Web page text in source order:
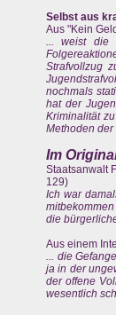
Selbst aus
Aus "Kein
... weist die
Strafvollzug
nochmals
hat der
Kriminalität
Methoden
Im
Staatsanwalt
129)
Ich war
die
Aus einem
... die
ja in der
der offene
wesentlich